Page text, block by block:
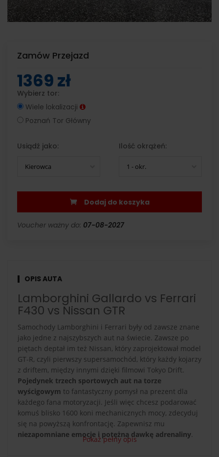
Zamów Przejazd
1369 zł
Wybierz tor:
Wiele lokalizacji
Poznań Tor Główny
Usiądź jako:
Kierowca
Ilość okrążeń:
1 - okr.
Dodaj do koszyka
Voucher ważny do: 07-08-2027
OPIS AUTA
Lamborghini Gallardo vs Ferrari
F430 vs Nissan GTR
Samochody Lamborghini i Ferrari były od zawsze znane
jako jedne z najszybszych aut na świecie. Zawsze po
piętach deptał im też Nissan, który zaprojektował model
GT-R, czyli pierwszy supersamochód, który każdy kojarzy
z driftem, między innymi dzięki filmowi Tokyo Drift.
Pojedynek trzech sportowych aut na torze
wyścigowym to fantastyczny pomysł na prezent dla
każdego fana motoryzacji. Jeśli więc chcesz podarować
komuś blisko 1600 koni mechanicznych mocy, zdecyduj
się na powyższą konfrontację. Zapewnisz mu
niezapomniane emocje i potężną dawkę adrenaliny.
Pokaż pełny opis